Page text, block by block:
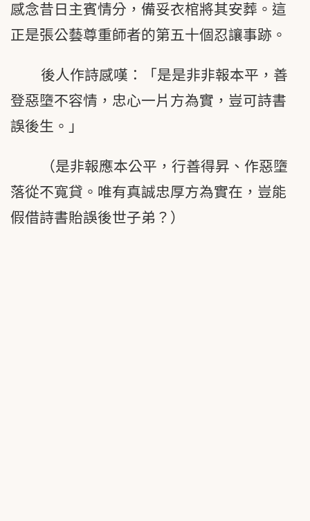
感念昔日主賓情分，備妥衣棺將其安葬。這
正是張公藝尊重師者的第五十個忍讓事跡。
後人作詩感嘆：「是是非非報本平，善
登惡墮不容情，忠心一片方為實，豈可詩書
誤後生。」
（是非報應本公平，行善得昇、作惡墮
落從不寬貸。唯有真誠忠厚方為實在，豈能
假借詩書貽誤後世子弟？）